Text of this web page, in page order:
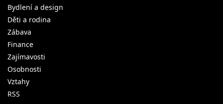
Bydlení a design
Děti a rodina
Zábava
Finance
Zajímavosti
Osobnosti
Vztahy
RSS